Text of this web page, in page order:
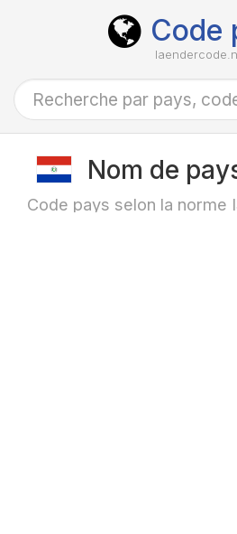
Code
Nom de
Code pays selon la norme